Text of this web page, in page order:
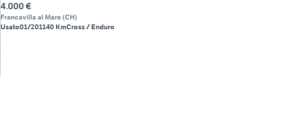
4.000 €
Francavilla al Mare (CH)
Usato01/201140 KmCross / Enduro